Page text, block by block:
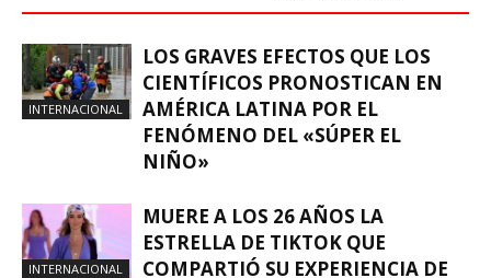
INTERNACIONAL
LOS GRAVES EFECTOS QUE LOS
CIENTÍFICOS PRONOSTICAN EN
AMÉRICA LATINA POR EL
FENÓMENO DEL «SÚPER EL
NIÑO»
INTERNACIONAL
MUERE A LOS 26 AÑOS LA
ESTRELLA DE TIKTOK QUE
COMPARTIÓ SU EXPERIENCIA DE